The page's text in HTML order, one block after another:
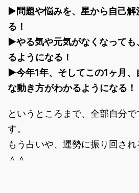
▶︎問題や悩みを、星から自己解
る！
▶︎やる気や元気がなくなっても
るようになる！
▶︎今年1年、そしてこの1ヶ月、
な動き方がわかるようになる！
というところまで、全部自分
す。
もう占いや、運勢に振り回さ
＾＾